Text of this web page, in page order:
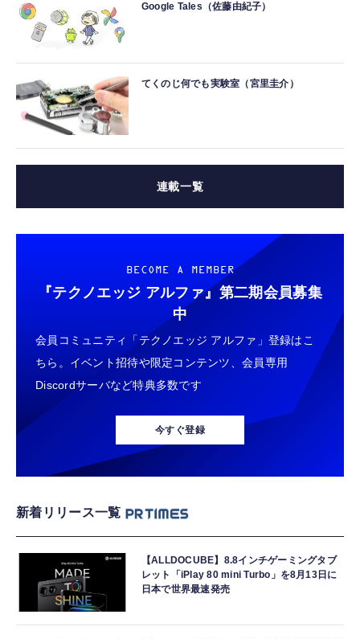
Google Tales（佐藤由紀子）
てくのじ何でも実験室（宮里圭介）
連載一覧
BECOME A MEMBER
『テクノエッジ アルファ』 第二期会員募集
中
会員コミュニティ「テクノエッジ アルファ」登録はこ
ちら。イベント招待や限定コンテンツ、会員専用
Discordサーバなど特典多数です
今すぐ登録
新着リリース一覧
【ALLDOCUBE】8.8インチゲーミングタブ
レット「iPlay 80 mini Turbo」を8月13日に
日本で世界最速発売